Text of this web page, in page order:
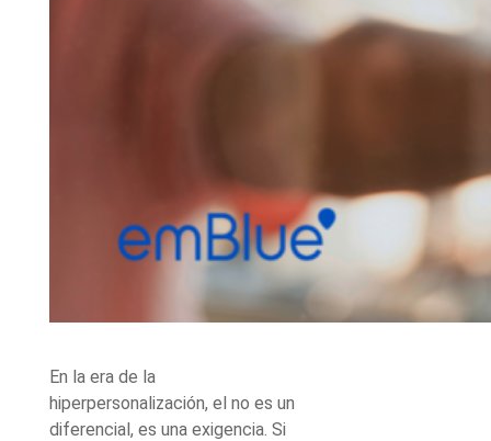
En la era de la
hiperpersonalización, el no es un
diferencial, es una exigencia. Si